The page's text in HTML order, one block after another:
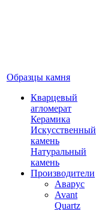
Образцы камня
Кварцевый
агломерат
Керамика
Искусственный
камень
Натуральный
камень
Производители
Аварус
Avant
Quartz